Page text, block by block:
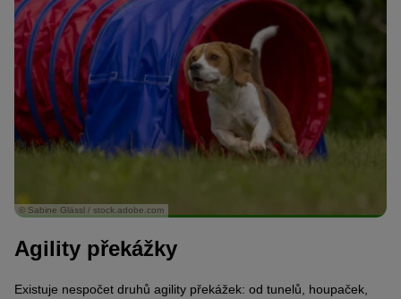
© Sabine Glässl / stock.adobe.com
Agility překážky
Existuje nespočet druhů agility překážek: od tunelů, houpaček,